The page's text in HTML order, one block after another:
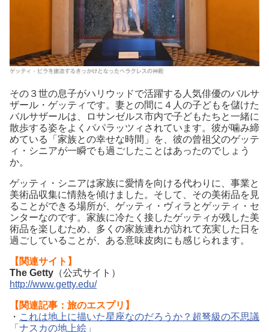
その３世の息子がハリウッドで活躍する人気俳優のバルサ
ザール・ゲッティです。妻との間に４人の子どもを儲けた
バルサザールは、ロサンゼルス市内で子どもたちと一緒に
散歩する姿をよくパパラッツィされています。彼が噛み締
めている「家族との幸せな時間」を、彼の曾祖父のゲッテ
ィ・シニアが一瞬でも過ごしたことはあったのでしょう
か。
ゲッティ・シニアは家族に愛情を向ける代わりに、事業と
美術品収集に情熱を傾けました。そして、その美術品を見
ることができる場所が、ゲッティ・ヴィラとゲッティ・セ
ンターなのです。家族に冷たく接したゲッティが残した美
術品を楽しむため、多くの家族連れが訪れて充実した日を
過ごしていることが、ある意味皮肉にも感じられます。
【関連サイト】
The Getty （公式サイト）
http://www.getty.edu/
【関連記事：旅のエスプリ】
・ これは地上に描いた星座なのだろうか？超弩級の不思議
「ナスカの地上絵」